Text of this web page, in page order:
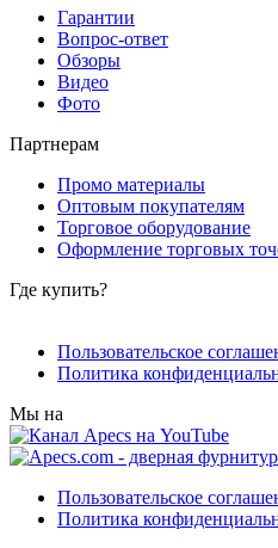
Гарантии
Вопрос-ответ
Обзоры
Видео
Фото
Партнерам
Промо материалы
Оптовым покупателям
Торговое оборудование
Оформление торговых
Где купить?
Пользовательское
Политика
Мы на
Пользовательское
Политика